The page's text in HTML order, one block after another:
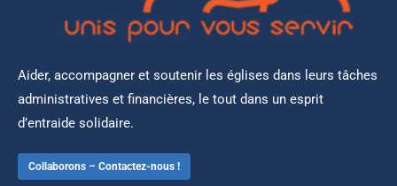
Aider, accompagner et soutenir les églises dans leurs tâches
administratives et financières, le tout dans un esprit
d’entraide solidaire.
Collaborons – Contactez-nous !